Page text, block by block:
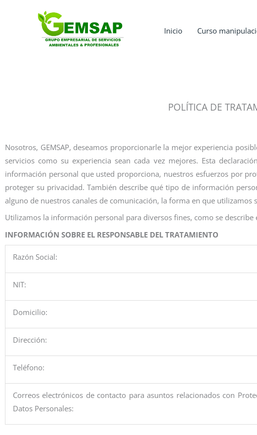
Inicio Curso
POLÍTICA DE
Nosotros, GEMSAP, deseamos proporcionarle la mejor experiencia
servicios como su experiencia sean cada vez mejores. Esta
información personal que usted proporciona, nuestros esfuerzos por
proteger su privacidad. También describe qué tipo de información
alguno de nuestros canales de comunicación, la forma en que
Utilizamos la información personal para diversos fines, como se describe
INFORMACIÓN SOBRE EL RESPONSABLE DEL TRATAMIENTO
Razón Social:
NIT:
Domicilio:
Dirección:
Teléfono:
Correos electrónicos de contacto para asuntos relacionados con
Datos Personales: